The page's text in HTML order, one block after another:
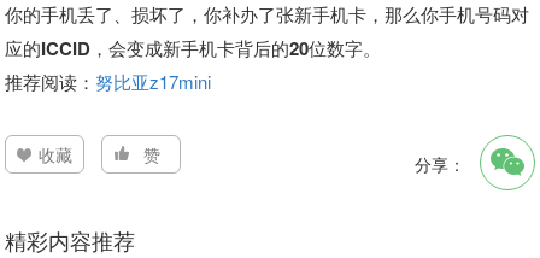
你的手机丢了、损坏了，你补办了张新手机卡，那么你手机号码对
应的ICCID，会变成新手机卡背后的20位数字。
推荐阅读：努比亚z17mini
收藏 赞 分享：
精彩内容推荐